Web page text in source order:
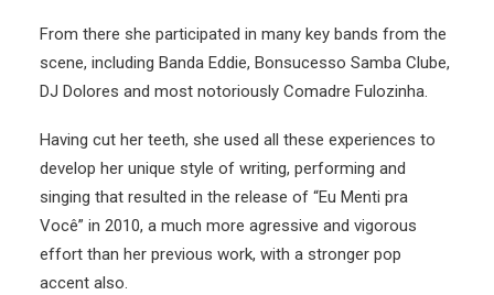
From there she participated in many key bands from the
scene, including Banda Eddie, Bonsucesso Samba Clube,
DJ Dolores and most notoriously Comadre Fulozinha.
Having cut her teeth, she used all these experiences to
develop her unique style of writing, performing and
singing that resulted in the release of “Eu Menti pra
Você” in 2010, a much more agressive and vigorous
effort than her previous work, with a stronger pop
accent also.